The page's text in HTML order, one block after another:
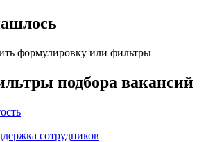
формулировку или фильтры
подбора вакансий
сотрудников